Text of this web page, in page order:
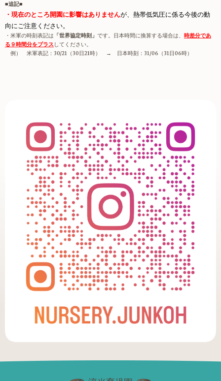
■追記■
・現在のところ開園に影響はありませんが、熱帯低気圧に係る今後の動
向にご注意ください。
・米軍の時刻表記は 「世界協定時刻」 です。日本時間に換算する場合は、 時差分であ
る９時間分をプラス してください。
例） 米軍表記：30/21（30日21時） → 日本時刻：31/06（31日06時）